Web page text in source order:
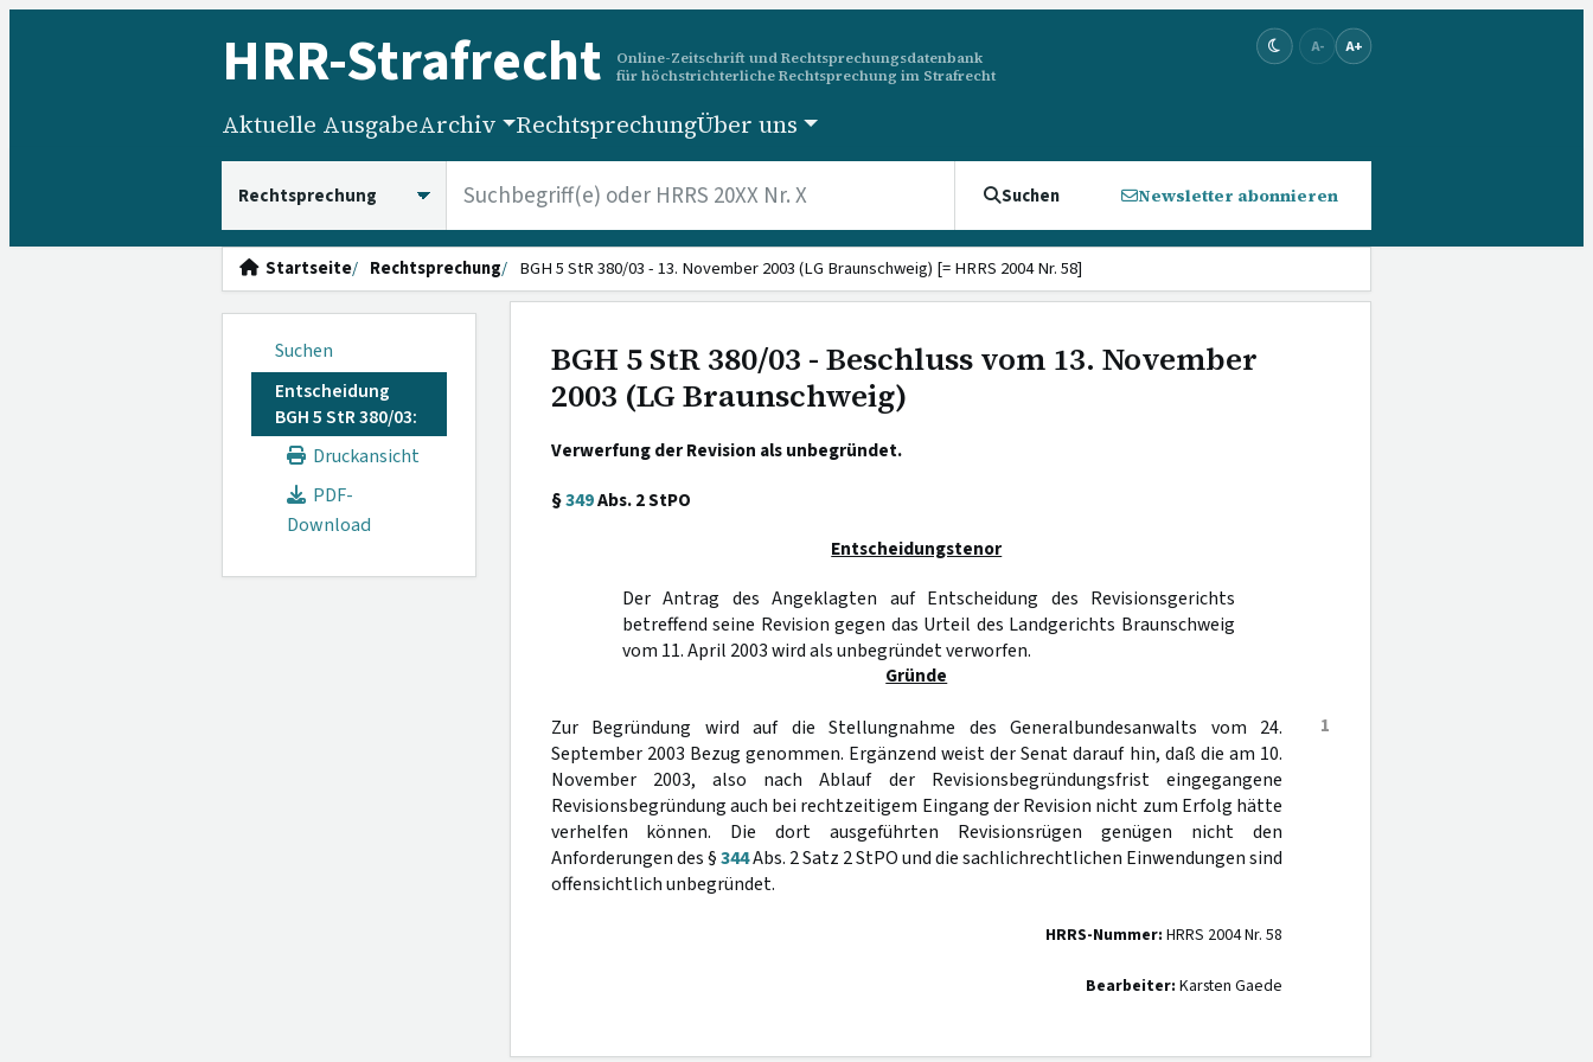
HRR-Strafrecht
Online-Zeitschrift und Rechtsprechungsdatenbank
für höchstrichterliche Rechtsprechung im Strafrecht
A- A+
Aktuelle AusgabeArchiv RechtsprechungÜber uns
Suchen Newsletter abonnieren
Startseite Rechtsprechung BGH 5 StR 380/03 - 13. November 2003 (LG Braunschweig) [= HRRS 2004 Nr. 58]
Suchen
Entscheidung
BGH 5 StR 380/03:
Druckansicht
PDF-
Download
BGH 5 StR 380/03 - Beschluss vom 13. November
2003 (LG Braunschweig)
Verwerfung der Revision als unbegründet.
§349Abs. 2 StPO
Entscheidungstenor
Der Antrag des Angeklagten auf Entscheidung des Revisionsgerichts
betreffend seine Revision gegen das Urteil des Landgerichts Braunschweig
vom 11. April 2003 wird als unbegründet verworfen.
Gründe
1
Zur Begründung wird auf die Stellungnahme des Generalbundesanwalts vom 24.
September 2003 Bezug genommen. Ergänzend weist der Senat darauf hin, daß die am 10.
November 2003, also nach Ablauf der Revisionsbegründungsfrist eingegangene
Revisionsbegründung auch bei rechtzeitigem Eingang der Revision nicht zum Erfolg hätte
verhelfen können. Die dort ausgeführten Revisionsrügen genügen nicht den
Anforderungen des §344Abs. 2 Satz 2 StPO und die sachlichrechtlichen Einwendungen sind
offensichtlich unbegründet.
HRRS-Nummer: HRRS 2004 Nr. 58
Bearbeiter: Karsten Gaede